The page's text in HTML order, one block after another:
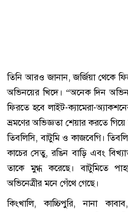
তিনি আরও জানান, জর্জিয়া থেকে
অভিনয়ের খিদে। “অনেক দিন
ফিরতে হবে লাইট-ক্যামেরা-
ভ্রমণের অভিজ্ঞতা শেয়ার করতে
তিবলিসি, বাটুমি ও কাজবেগি।
কাচের সেতু, রঙিন বাড়ি এবং
তাকে মুগ্ধ করেছে। বাটুমিতে
অভিনেত্রীর মনে গেঁথে গেছে।
কিংখালি, কাচ্চিপুরি, নানা